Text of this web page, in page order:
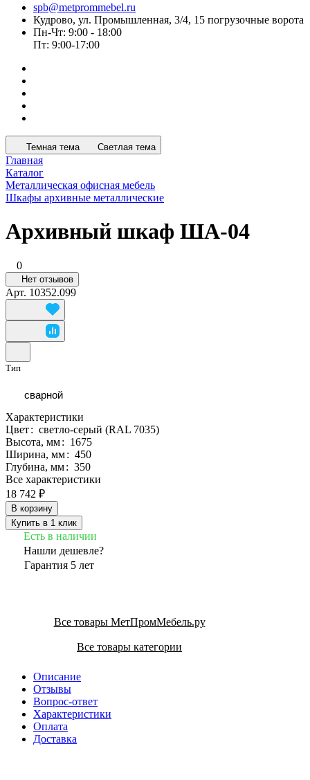
spb@metprommebel.ru
Кудрово, ул. Промышленная, 3/4, 15 погрузочные ворота
Пн-Чт: 9:00 - 18:00
Пт: 9:00-17:00
Темная тема Светлая тема
Главная
Каталог
Металлическая офисная мебель
Шкафы архивные металлические
Архивный шкаф ША-04
0
Нет отзывов
Арт. 10352.099
Тип
сварной
Характеристики
Цвет: светло-серый (RAL 7035)
Высота, мм: 1675
Ширина, мм: 450
Глубина, мм: 350
Все характеристики
18 742 ₽
В корзину
Купить в 1 клик
Есть в наличии
Нашли дешевле?
Гарантия 5 лет
Все товары МетПромМебель.ру
Все товары категории
Описание
Отзывы
Вопрос-ответ
Характеристики
Оплата
Доставка